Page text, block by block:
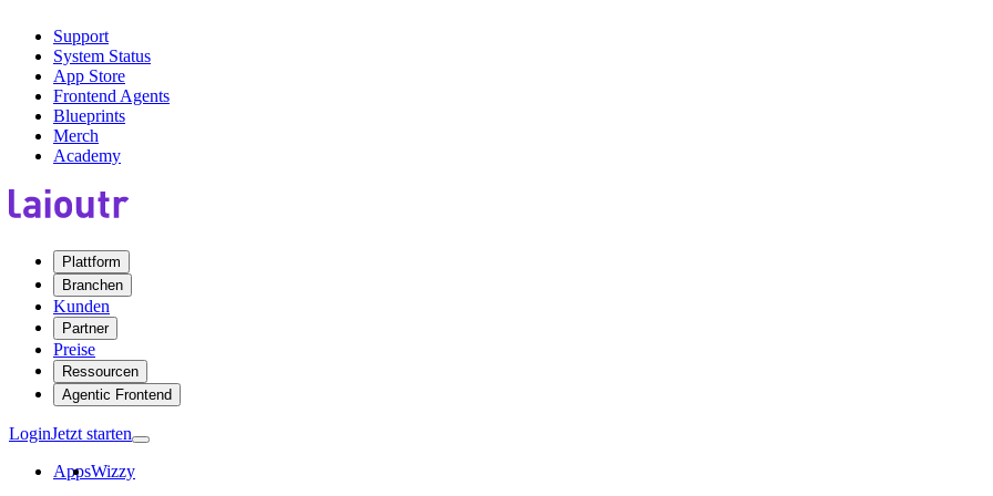
Support
System Status
App Store
Frontend Agents
Blueprints
Merch
Academy
Plattform
Branchen
Kunden
Partner
Preise
Ressourcen
Agentic Frontend
LoginJetzt starten
AppsWizzy